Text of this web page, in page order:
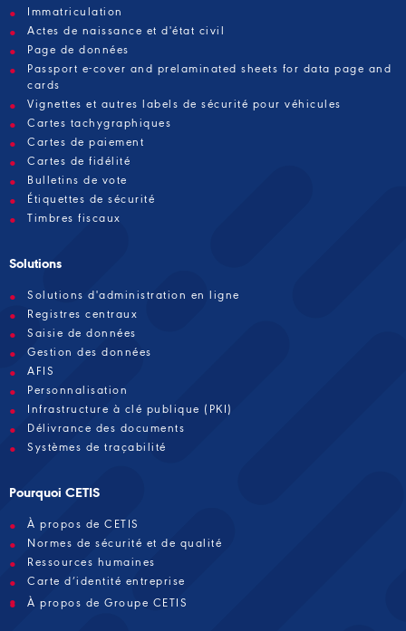
Immatriculation
Actes de naissance et d'état civil
Page de données
Passport e-cover and prelaminated sheets for data page and
cards
Vignettes et autres labels de sécurité pour véhicules
Cartes tachygraphiques
Cartes de paiement
Cartes de fidélité
Bulletins de vote
Étiquettes de sécurité
Timbres fiscaux
Solutions
Solutions d'administration en ligne
Registres centraux
Saisie de données
Gestion des données
AFIS
Personnalisation
Infrastructure à clé publique (PKI)
Délivrance des documents
Systèmes de traçabilité
Pourquoi CETIS
À propos de CETIS
Normes de sécurité et de qualité
Ressources humaines
Carte d’identité entreprise
À propos de Groupe CETIS